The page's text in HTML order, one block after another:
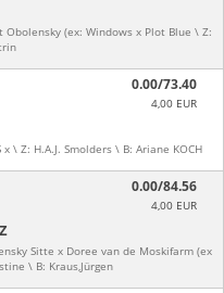
(ex: Windows x Plot Blue \ Z:
\ Z: H.A.J. Smolders \ B: Ariane KOCH
0.00/73.40
4,00 EUR
Sitte x Doree van de Moskifarm (ex
\ B: Kraus,Jürgen
0.00/84.56
4,00 EUR